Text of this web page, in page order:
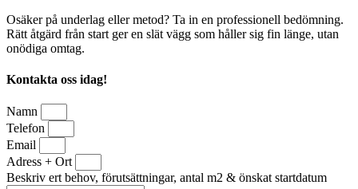
Osäker på underlag eller metod? Ta in en professionell bedömning.
Rätt åtgärd från start ger en slät vägg som håller sig fin länge, utan
onödiga omtag.
Kontakta oss idag!
Namn
Telefon
Email
Adress + Ort
Beskriv ert behov, förutsättningar, antal m2 & önskat startdatum